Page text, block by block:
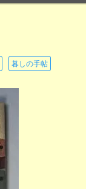
暮しの手帖